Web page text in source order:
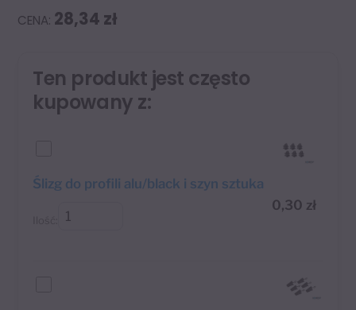
28,34 zł
Ten produkt jest często
kupowany z:
Ślizg do profili alu/black i szyn sztuka
0,30 zł